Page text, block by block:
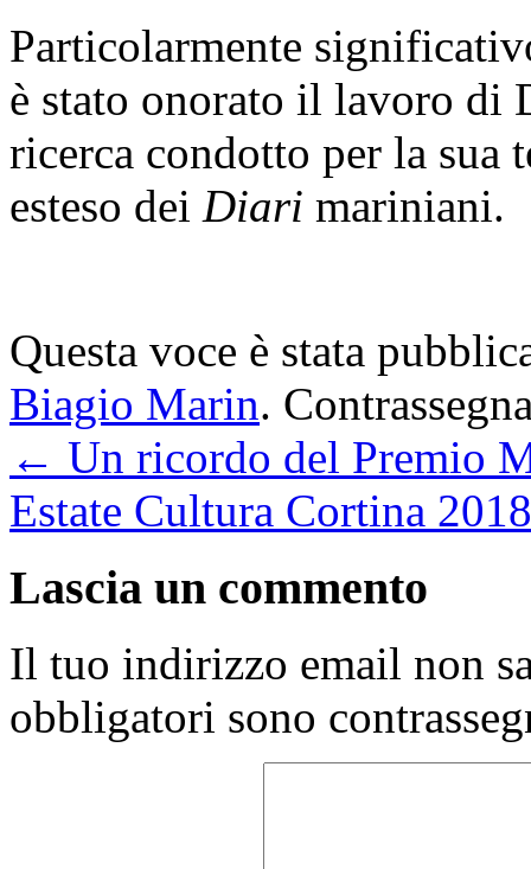
Particolarmente
è stato onorato il lavoro di
ricerca condotto per la sua
esteso dei Diari mariniani.
Questa voce è stata
Biagio Marin.
← Un ricordo del Premio
Estate Cultura Cortina
Lascia un commento
Il tuo indirizzo email non
obbligatori sono